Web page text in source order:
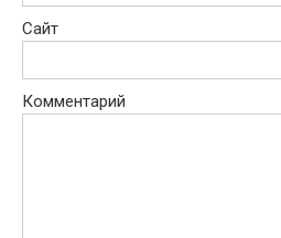
Сайт
Комментарий